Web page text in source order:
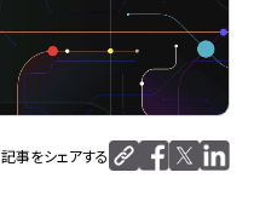
記事をシェアする